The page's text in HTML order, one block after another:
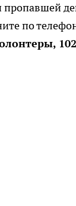
пропавшей
по